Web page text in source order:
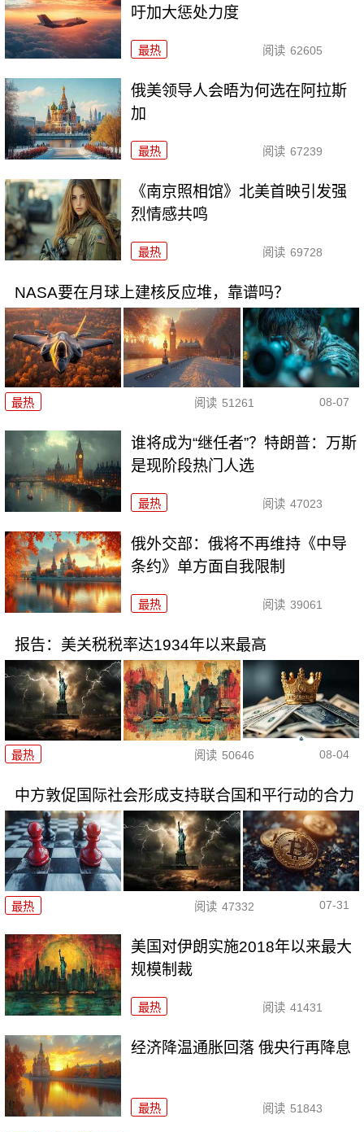
吁加大惩处力度
最热 阅读 62605
俄美领导人会晤为何选在阿拉斯
加
最热 阅读 67239
《南京照相馆》北美首映引发强
烈情感共鸣
最热 阅读 69728
NASA要在月球上建核反应堆，靠谱吗？
最热 阅读 51261 08-07
谁将成为“继任者”？特朗普：万斯
是现阶段热门人选
最热 阅读 47023
俄外交部：俄将不再维持《中导
条约》单方面自我限制
最热 阅读 39061
报告：美关税税率达1934年以来最高
最热 阅读 50646 08-04
中方敦促国际社会形成支持联合国和平行动的合力
最热 阅读 47332 07-31
美国对伊朗实施2018年以来最大
规模制裁
最热 阅读 41431
经济降温通胀回落 俄央行再降息
最热 阅读 51843